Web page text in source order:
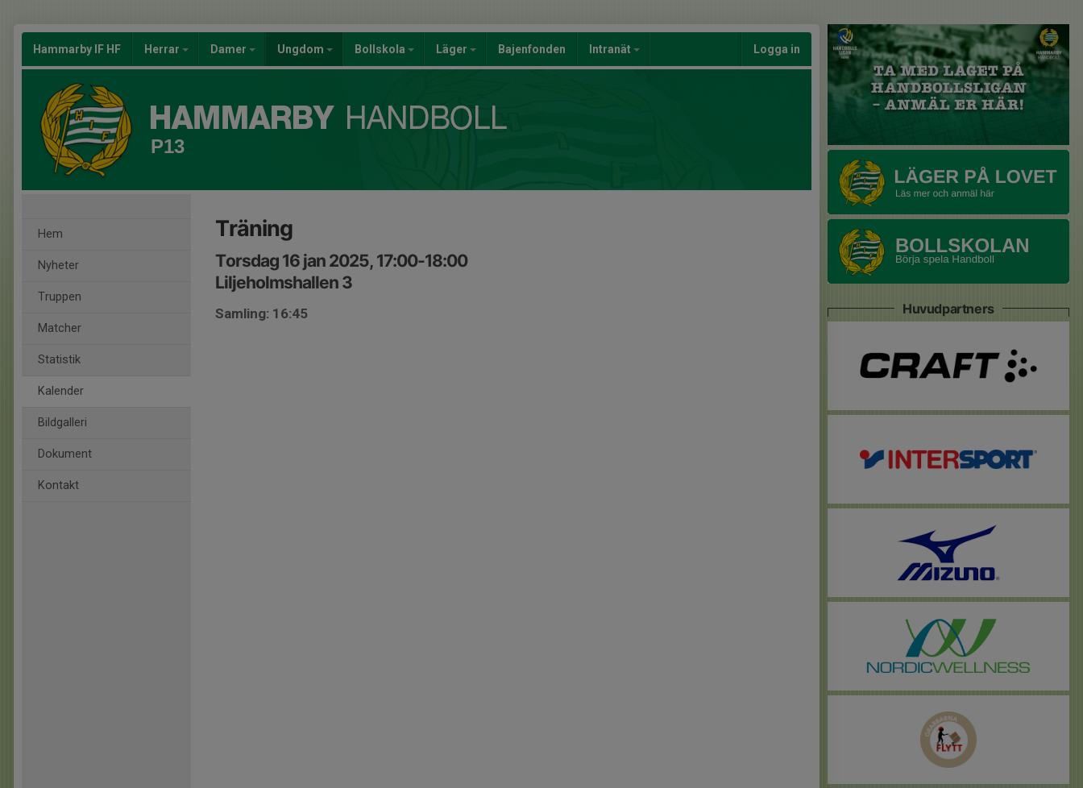
Hammarby IF HF Herrar Damer Ungdom Bollskola Läger Bajenfonden Intranät Logga in
P13
Hem
Nyheter
Truppen
Matcher
Statistik
Kalender
Bildgalleri
Dokument
Kontakt
Träning
Torsdag 16 jan 2025, 17:00-18:00
Liljeholmshallen 3
Samling: 16:45 Huvudpartners